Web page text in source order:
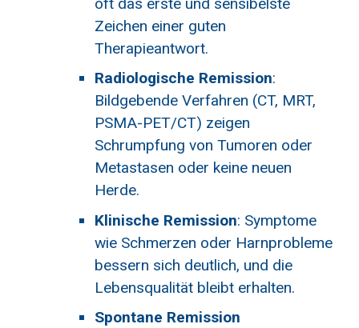
Zeichen einer guten
Therapieantwort.
Radiologische Remission:
Bildgebende Verfahren (CT, MRT,
PSMA-PET/CT) zeigen
Schrumpfung von Tumoren oder
Metastasen oder keine neuen
Herde.
Klinische Remission: Symptome
wie Schmerzen oder Harnprobleme
bessern sich deutlich, und die
Lebensqualität bleibt erhalten.
Spontane Remission